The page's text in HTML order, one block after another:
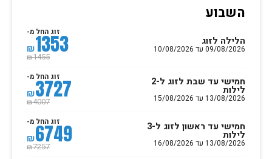
השבוע
הלילה לזוג
09/08/2026 עד 10/08/2026
זוג החל מ-
₪1353
₪1455
חמישי עד שבת לזוג ל-2
לילות
13/08/2026 עד 15/08/2026
זוג החל מ-
₪3727
₪4007
חמישי עד ראשון לזוג ל-3
לילות
13/08/2026 עד 16/08/2026
זוג החל מ-
₪6749
₪7257